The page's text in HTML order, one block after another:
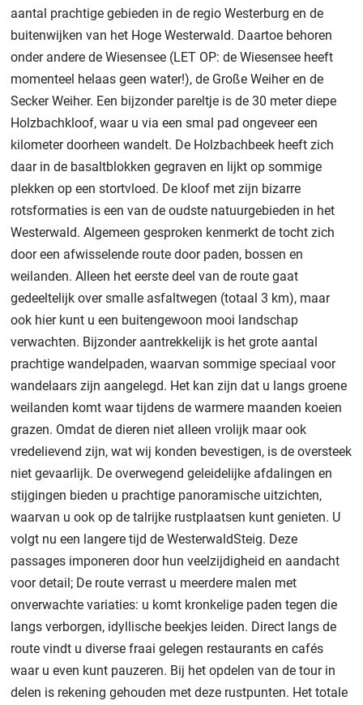
aantal prachtige gebieden in de regio Westerburg en de
buitenwijken van het Hoge Westerwald. Daartoe behoren
onder andere de Wiesensee (LET OP: de Wiesensee heeft
momenteel helaas geen water!), de Große Weiher en de
Secker Weiher. Een bijzonder pareltje is de 30 meter diepe
Holzbachkloof, waar u via een smal pad ongeveer een
kilometer doorheen wandelt. De Holzbachbeek heeft zich
daar in de basaltblokken gegraven en lijkt op sommige
plekken op een stortvloed. De kloof met zijn bizarre
rotsformaties is een van de oudste natuurgebieden in het
Westerwald. Algemeen gesproken kenmerkt de tocht zich
door een afwisselende route door paden, bossen en
weilanden. Alleen het eerste deel van de route gaat
gedeeltelijk over smalle asfaltwegen (totaal 3 km), maar
ook hier kunt u een buitengewoon mooi landschap
verwachten. Bijzonder aantrekkelijk is het grote aantal
prachtige wandelpaden, waarvan sommige speciaal voor
wandelaars zijn aangelegd. Het kan zijn dat u langs groene
weilanden komt waar tijdens de warmere maanden koeien
grazen. Omdat de dieren niet alleen vrolijk maar ook
vredelievend zijn, wat wij konden bevestigen, is de oversteek
niet gevaarlijk. De overwegend geleidelijke afdalingen en
stijgingen bieden u prachtige panoramische uitzichten,
waarvan u ook op de talrijke rustplaatsen kunt genieten. U
volgt nu een langere tijd de WesterwaldSteig. Deze
passages imponeren door hun veelzijdigheid en aandacht
voor detail; De route verrast u meerdere malen met
onverwachte variaties: u komt kronkelige paden tegen die
langs verborgen, idyllische beekjes leiden. Direct langs de
route vindt u diverse fraai gelegen restaurants en cafés
waar u even kunt pauzeren. Bij het opdelen van de tour in
delen is rekening gehouden met deze rustpunten. Het totale